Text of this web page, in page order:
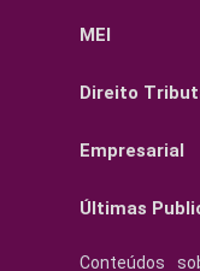
MEI
Direito
Empresarial
Últimas
Conteúdos